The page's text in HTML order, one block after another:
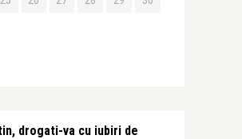
drogati-va cu iubiri de